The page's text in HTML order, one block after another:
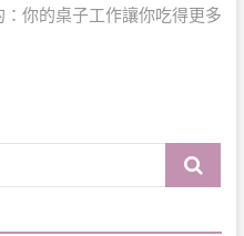
：你的桌子工作讓你吃得更多
Search